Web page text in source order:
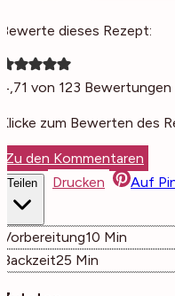
Bewerte dieses Rezept:
4,71 von 123 Bewertungen
Klicke zum Bewerten des
Zu den Kommentaren
Teilen Drucken Auf
Vorbereitung10 Minuten
Min
Backzeit25 Minuten
Min